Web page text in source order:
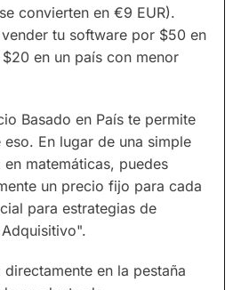
convierten en €9 EUR).
tu software por $50 en
en un país con menor
Basado en País te permite
En lugar de una simple
matemáticas, puedes
un precio fijo para cada
para estrategias de
en la pestaña